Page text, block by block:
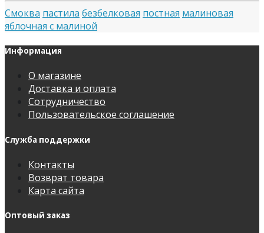
Смоква пастила безбелковая постная малиновая
яблочная с малиной
Информация
О магазине
Доставка и оплата
Сотрудничество
Пользовательское соглашение
Служба поддержки
Контакты
Возврат товара
Карта сайта
Оптовый заказ